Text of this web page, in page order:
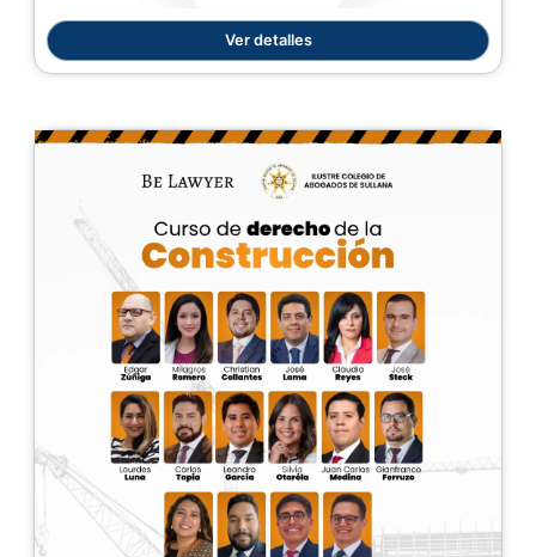
Ver detalles